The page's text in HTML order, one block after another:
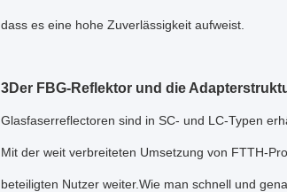
dass es eine hohe Zuverlässigkeit aufweist.
3Der FBG-Reflektor und die
Glasfaserreflectoren sind in SC- und LC-Typen
Mit der weit verbreiteten Umsetzung von FTTH-
beteiligten Nutzer weiter.Wie man schnell und